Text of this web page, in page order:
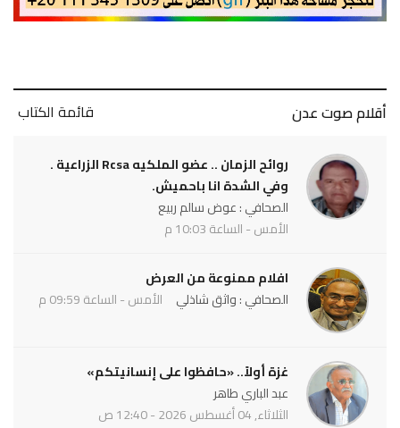
أقلام صوت عدن قائمة الكتاب
روائح الزمان .. عضو الملكيه Rcsa الزراعية .
وفي الشدة انا باحميش.
الصحافي : عوض سالم ربيع
الأمس - الساعة 10:03 م
افلام ممنوعة من العرض
الصحافي : واثق شاذلي
الأمس - الساعة 09:59 م
غزة أولاً.. «حافظوا على إنسانيتكم»
عبد الباري طاهر
الثلاثاء, 04 أغسطس 2026 - 12:40 ص